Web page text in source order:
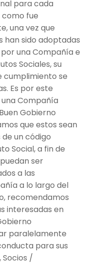
para cada
fue
una vez que
han sido adoptadas
una Compañía e
Sociales, su
cumplimiento se
Es por este
Compañía
Gobierno
que estos sean
un código
Social, a fin de
ser
a las
a lo largo del
recomendamos
interesadas en
paralelamente
para sus
/